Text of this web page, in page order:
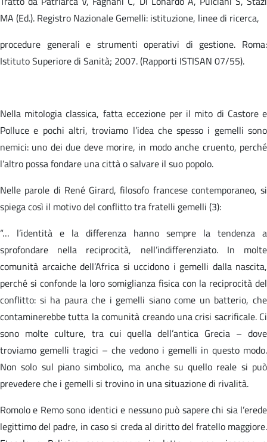
MA (Ed.). Registro Nazionale Gemelli: istituzione, linee di ricerca,​
procedure generali e strumenti operativi di gestione. Roma:
Istituto Superiore di Sanità; 2007. (Rapporti ISTISAN 07/55).​
Nella mitologia classica, fatta eccezione per il mito di Castore e
Polluce e pochi altri, troviamo l’idea che spesso i gemelli sono
nemici: uno dei due deve morire, in modo anche cruento, perché
l’altro possa fondare una città o salvare il suo popolo.
Nelle parole di René Girard, filosofo francese contemporaneo, si
spiega così il motivo del conflitto tra fratelli gemelli (3):
“… l’identità e la differenza hanno sempre la tendenza a
sprofondare nella reciprocità, nell’indifferenziato. In molte
comunità arcaiche dell’Africa si uccidono i gemelli dalla nascita,
perché si confonde la loro somiglianza fisica con la reciprocità del
conflitto: si ha paura che i gemelli siano come un batterio, che
contaminerebbe tutta la comunità creando una crisi sacrificale. Ci
sono molte culture, tra cui quella dell’antica Grecia – dove
troviamo gemelli tragici – che vedono i gemelli in questo modo.
Non solo sul piano simbolico, ma anche su quello reale si può
prevedere che i gemelli si trovino in una situazione di rivalità.
Romolo e Remo sono identici e nessuno può sapere chi sia l’erede
legittimo del padre, in caso si creda al diritto del fratello maggiore.